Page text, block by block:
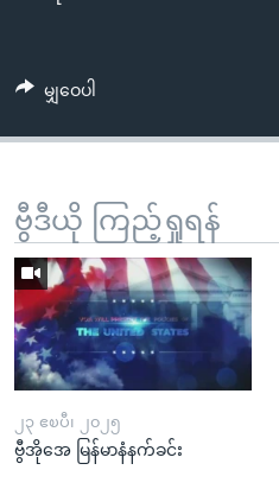
မျှဝေပါ
ဗွီဒီယို ကြည့်ရှုရန်
၂၃ ဧၿပီ၊ ၂၀၂၅
ဗွီအိုအေ မြန်မာနံနက်ခင်း